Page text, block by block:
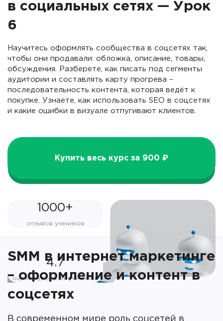
в социальных сетях — Урок
6
Научитесь оформлять сообщества в соцсетях так,
чтобы они продавали: обложка, описание, товары,
обсуждения. Разберете, как писать под сегменты
аудитории и составлять карту прогрева –
последовательность контента, которая ведёт к
покупке. Узнаете, как использовать SEO в соцсетях
и какие ошибки в визуале отпугивают клиентов.
Купить весь курс за 900 ₽
1000+
отзывов учеников
4.7
оценка урока от учеников
SMM в интернет маркетинге
– оформление и контент в
соцсетях
В современном мире роль соцсетей в